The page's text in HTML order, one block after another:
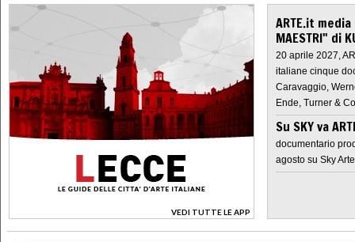
VEDI TUTTE LE APP
>
ARTE.it
MAESTRI" di
20 aprile 2027,
italiane cinque
Caravaggio,
Ende, Turner &
Su SKY va
documentario
agosto su Sky Arte